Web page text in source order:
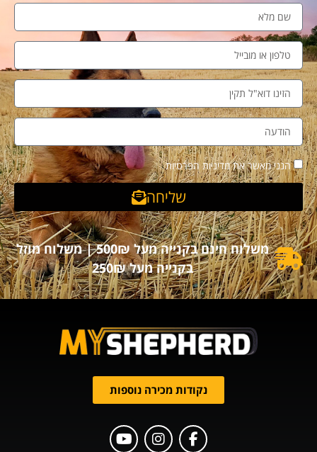
הנני מאשר את מדיניות הפרטיות
שליחה
משלוח חינם בקנייה מעל 500₪ | משלוח מוזל
בקנייה מעל 250₪
נקודות מכירה נוספות